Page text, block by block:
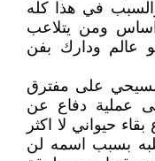
في هذا كله
اساس ومن يتلاعب
عالم ودارك بفن
على مفترق
عملية دفاع عن
حيواني لا اكثر
بسبب اسمه لن